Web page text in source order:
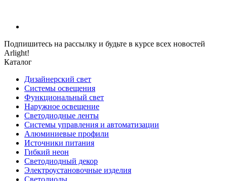
Подпишитесь на рассылку и будьте в курсе всех новостей
Arlight!
Каталог
Дизайнерский свет
Системы освещения
Функциональный свет
Наружное освещение
Светодиодные ленты
Системы управления и автоматизации
Алюминиевые профили
Источники питания
Гибкий неон
Светодиодный декор
Электроустановочные изделия
Светодиоды